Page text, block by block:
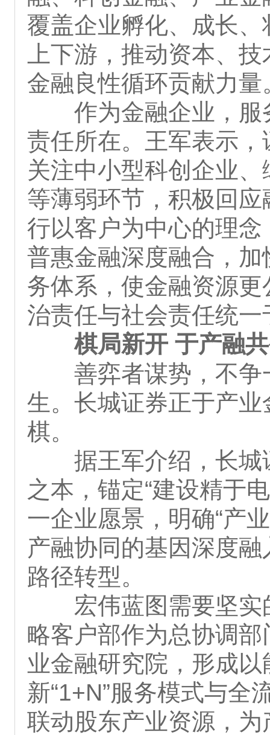
覆盖企业孵化、成长
上下游，推动资本、
金融良性循环贡献力量
作为金融企业，
责任所在。王军表示
关注中小型科创企业
等薄弱环节，积极回
行以客户为中心的理
普惠金融深度融合，
务体系，使金融资源
治责任与社会责任统
棋局新开 于产融
善弈者谋势，不
生。长城证券正于产
棋。
据王军介绍，长
之本，锚定“建设精于
一企业愿景，明确“产
产融协同的基因深度
路径转型。
宏伟蓝图需要坚
略客户部作为总协调
业金融研究院，形成
新“1+N”服务模式与全
联动股东产业资源，